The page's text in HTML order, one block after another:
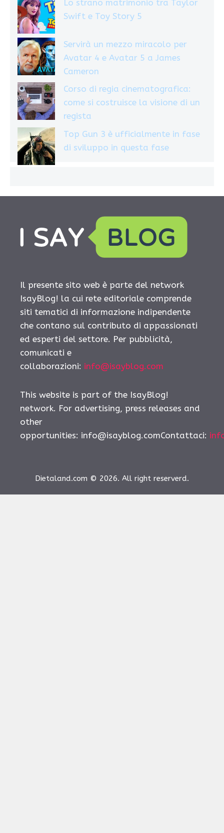
Lo strano matrimonio tra Taylor
Swift e Toy Story 5
Servirà un mezzo miracolo per
Avatar 4 e Avatar 5 a James
Cameron
Corso di regia cinematografica:
come si costruisce la visione di un
regista
Top Gun 3 è ufficialmente in fase
di sviluppo in questa fase
Il presente sito web è parte del network
IsayBlog! la cui rete editoriale comprende
siti tematici di informazione indipendente
che contano sul contributo di appassionati
ed esperti del settore. Per pubblicità,
comunicati e
collaborazioni: info@isayblog.com
This website is part of the IsayBlog!
network. For advertising, press releases and
other
opportunities: info@isayblog.comContattaci:
Dietaland.com © 2026. All right reserverd.